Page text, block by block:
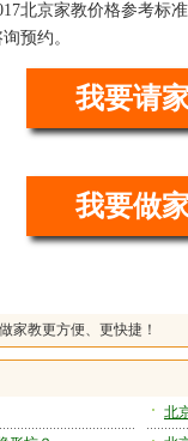
北京家教价格参考标
预约。
我要请
我要做
家教更方便、更快捷！
北